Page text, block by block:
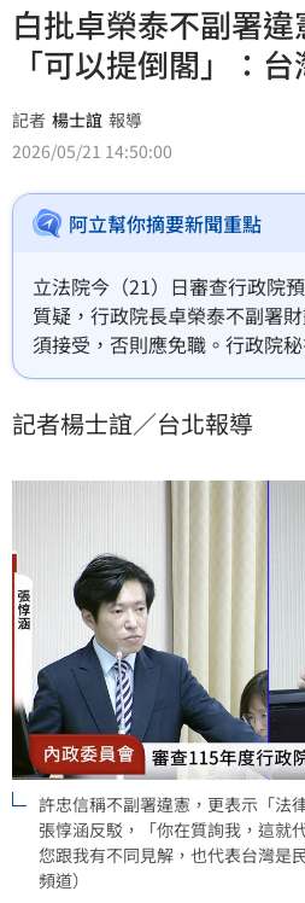
白批卓榮泰不副署
「可以提倒閣」：
記者 楊士誼 報導
2026/05/21 14:50:00
阿立幫你摘要新聞重點
立法院今（21）日審查行政院
質疑，行政院長卓榮泰不副署
須接受，否則應免職。行政院
覺得違法可以提倒閣，而根據
擊「法律走到盡頭，獨裁就要開
跟我有不同見解，也代表台灣
記者楊士誼／台北報導
許忠信稱不副署違憲，更表示「法
張惇涵反駁，「你在質詢我，這就
您跟我有不同見解，也代表台灣是
頻道）